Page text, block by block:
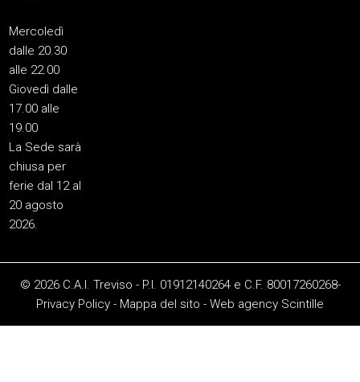
Mercoledì
dalle 20.30
alle 22.00
Giovedì dalle
17.00 alle
19.00
La Sede sarà
chiusa per
ferie dal 12 al
20 agosto
2026.
© 2026 C.A.I. Treviso - P.I. 01912140264 e C.F. 80017260268-
Privacy Policy - Mappa del sito - Web agency Scintille